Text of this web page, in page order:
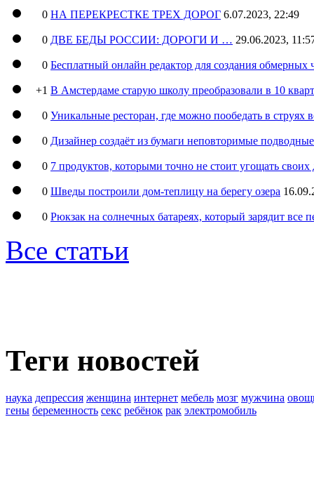
0 НА ПЕРЕКРЕСТКЕ ТРЕХ ДОРОГ 6.07.2023, 22:49
0 ДВЕ БЕДЫ РОССИИ: ДОРОГИ И … 29.06.2023,
0 Бесплатный онлайн редактор для создания обмерных
+1 В Амстердаме старую школу преобразовали в 10
0 Уникальные ресторан, где можно пообедать в струях
0 Дизайнер создаёт из бумаги неповторимые
0 7 продуктов, которыми точно не стоит угощать
0 Шведы построили дом-теплицу на берегу озера
0 Рюкзак на солнечных батареях, который зарядит все
Все статьи
Теги новостей
наука депрессия женщина интернет мебель мозг мужчина
гены беременность секс ребёнок рак электромобиль